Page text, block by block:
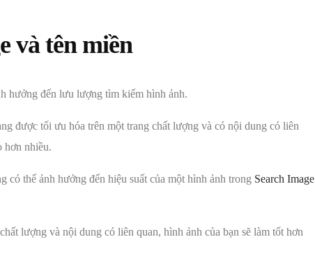
và tên miền
hưởng đến lưu lượng tìm kiếm hình ảnh.
được tối ưu hóa trên một trang chất lượng và có nội dung có liên
hơn nhiều.
thể ảnh hưởng đến hiệu suất của một hình ảnh trong Search Image
lượng và nội dung có liên quan, hình ảnh của bạn sẽ làm tốt hơn